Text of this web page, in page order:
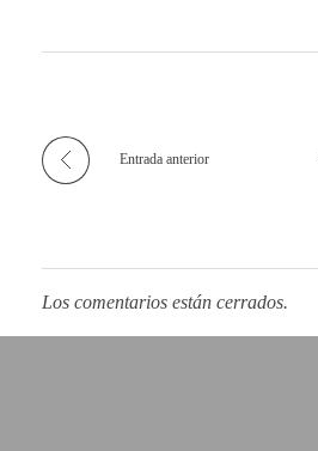
Entrada anterior
Los comentarios están cerrados.